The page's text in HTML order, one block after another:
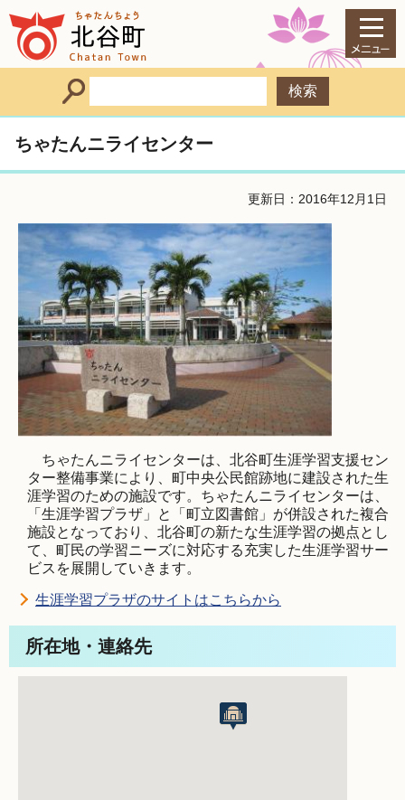
ちゃたんニライセンター
更新日：2016年12月1日
ちゃたんニライセンターは、北谷町生涯学習支援セン
ター整備事業により、町中央公民館跡地に建設された生
涯学習のための施設です。ちゃたんニライセンターは、
「生涯学習プラザ」と「町立図書館」が併設された複合
施設となっており、北谷町の新たな生涯学習の拠点とし
て、町民の学習ニーズに対応する充実した生涯学習サー
ビスを展開していきます。
生涯学習プラザのサイトはこちらから
所在地・連絡先